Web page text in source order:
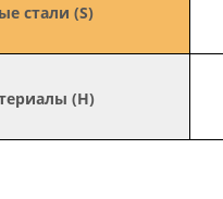
стали (S)
(H)